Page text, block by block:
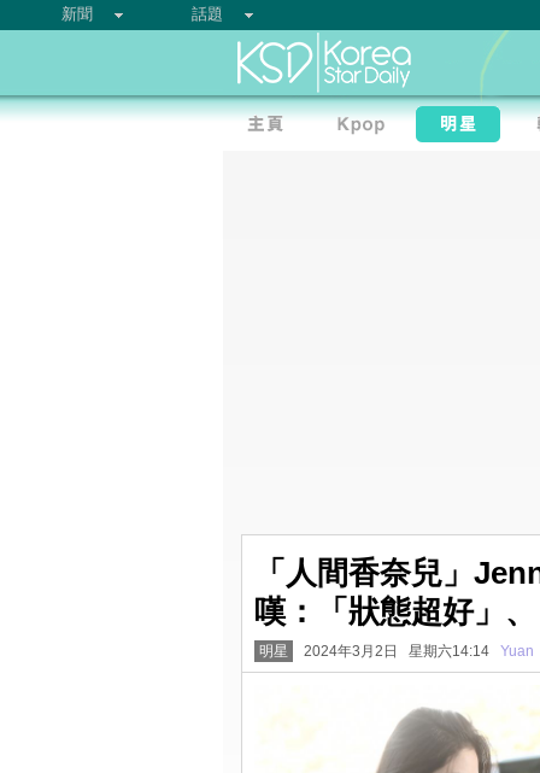
新聞 話題
「人間香奈兒」
嘆：「狀態超好」
明星 2024年3月2日 星期六14:14 Yuan